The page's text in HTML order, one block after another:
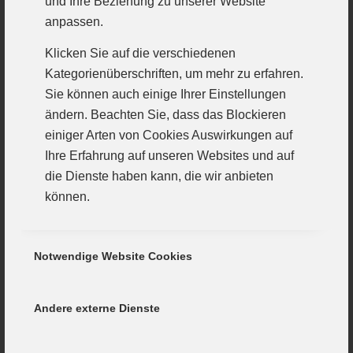
anpassen.
Klicken Sie auf die verschiedenen
Kategorienüberschriften, um mehr zu erfahren.
Sie können auch einige Ihrer Einstellungen
ändern. Beachten Sie, dass das Blockieren
einiger Arten von Cookies Auswirkungen auf
Ihre Erfahrung auf unseren Websites und auf
die Dienste haben kann, die wir anbieten
können.
Notwendige Website Cookies
Andere externe Dienste
leuchtete ein 34:33 von der Anzeigentafel. Am
erfolgreichsten waren die Rückraumwerfer Anton
Ehrlinger (7) und Christian Keller (7). Auf sie muss
besonders geachtet werden.
Auch bei den Günzburgern lief es bislang prächtig.
Drei Auftritte, drei Siege – zwei davon auswärts, dann
auch noch in Franken und gegen
Reservemannschaften. Das gelang dieser
Handballgeneration, die sich mit guten Leistungen
allzu oft in den sicheren Mauern ihrer eigenen
sondern auch erwachsener geworden.